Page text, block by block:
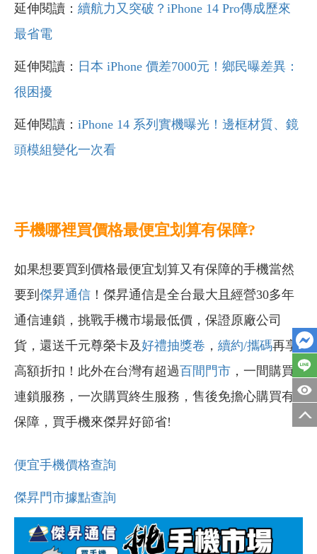
延伸閱讀： 續航力又突破？iPhone 14 Pro傳成歷來
最省電
延伸閱讀： 日本 iPhone 價差7000元！鄉民曝差異：
很困擾
延伸閱讀： iPhone 14 系列實機曝光！邊框材質、鏡
頭模組變化一次看
手機哪裡買價格最便宜划算有保障?
如果想要買到價格最便宜划算又有保障的手機當然
要到 傑昇通信 ！傑昇通信是全台最大且經營30多年
通信連鎖，挑戰手機市場最低價，保證原廠公司
貨，還送千元尊榮卡及好禮抽獎卷 ， 續約/攜碼再享
高額折扣！此外在台灣有超過百間門市 ，一間購買
連鎖服務，一次購買終生服務，售後免擔心購買有
保障，買手機來傑昇好節省!
便宜手機價格查詢
傑昇門市據點查詢